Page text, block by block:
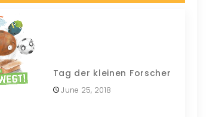
Tag der kleinen Forscher
June 25, 2018